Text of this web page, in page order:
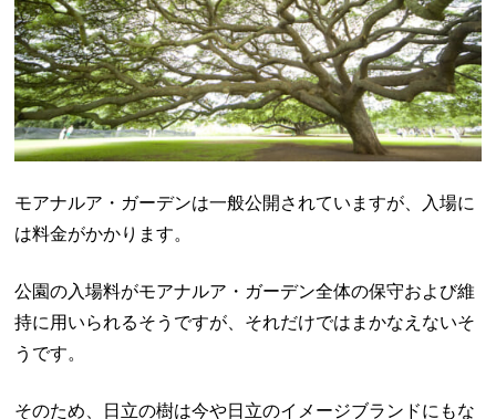
モアナルア・ガーデンは一般公開されていますが、入場に
は料金がかかります。
公園の入場料がモアナルア・ガーデン全体の保守および維
持に用いられるそうですが、それだけではまかなえないそ
うです。
そのため、日立の樹は今や日立のイメージブランドにもな